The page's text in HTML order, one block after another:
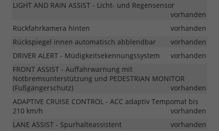
LIGHT AND RAIN ASSIST - Licht- und Regensensor
vorhanden
Rückfahrkamera hinten
vorhanden
Rückspiegel innen automatisch abblendbar
vorhanden
DRIVER ALERT - Müdigkeitsekennungssystem
vorhanden
FRONT ASSIST - Auffahrwarnung mit
Notbremsunterstützung und PEDESTRIAN MONITOR
(Fußgängerschutz)
vorhanden
ADAPTIVE CRUISE CONTROL - ACC adaptiv Tempomat bis
210 km/h
vorhanden
LANE ASSIST - Spurhalteassistent
vorhanden